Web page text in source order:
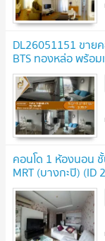
DL26051151 ขาย
BTS ทองหล่อ พร้อ
@952jdxxk UPDATE !
คอนโด 1 ห้องนอน
MRT (บางกะปิ) (ID